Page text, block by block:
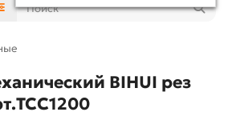
BIHUI рез